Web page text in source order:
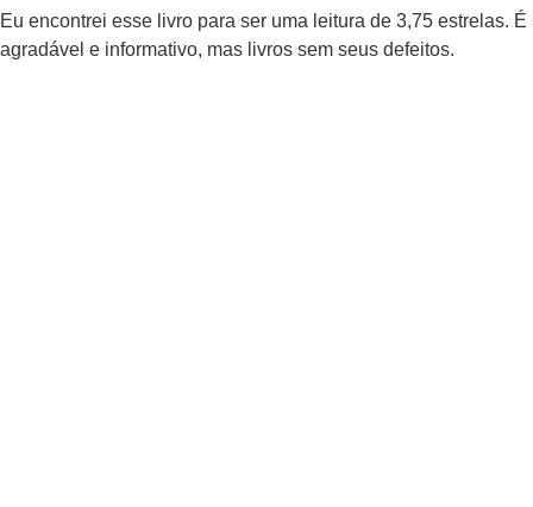
Eu encontrei esse livro para ser uma leitura de 3,75 estrelas. É
agradável e informativo, mas livros sem seus defeitos.